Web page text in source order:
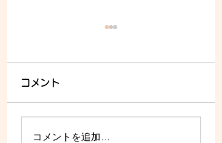
8/5 (水) - ご予約状況
コメント
コメントを追加…